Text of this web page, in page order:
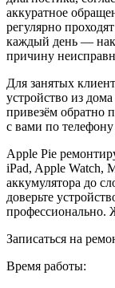
аккуратное
регулярно
каждый день —
причину
Для занятых
устройство из
привезём обратно
с вами по
Apple Pie
iPad, Apple Watch,
аккумулятора до
доверьте
профессионально.
Записаться на
Время работы: